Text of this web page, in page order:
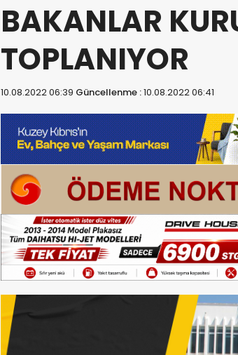
BAKANLAR
TOPLANIYOR
10.08.2022 06:39 Güncellenme :10.08.2022 06:41